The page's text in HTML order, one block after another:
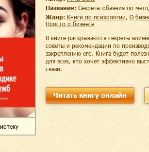
Название: Секреты обаяния по
Жанр:
книги по психологии, о
просто о бизнесе
В книге раскрываются секреты
советы и рекомендации по
закреплению его. Книга будет
для всех, кто хочет эффективно
связи.
Читать книгу онлайн